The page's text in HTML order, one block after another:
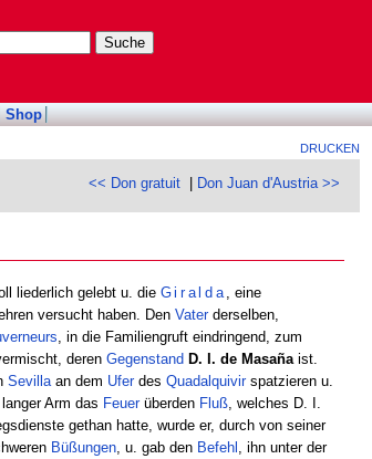
Shop
DRUCKEN
<< Don gratuit Don Juan d'Austria >>
liederlich gelebt u. die Giralda
, eine
versucht haben. Den Vaterderselben,
, in die Familiengruft eindringend, zum
deren Gegenstand D. I. de Masañaist.
Sevillaan dem Uferdes Quadalquivirspatzieren u.
Arm das Feuerüberden Fluß, welches D. I.
gethan hatte, wurde er, durch von seiner
Büßungen, u. gab den Befehl
, ihn unter der